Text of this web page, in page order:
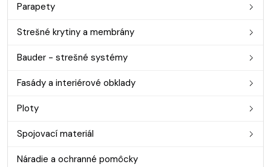
Parapety
Strešné krytiny a membrány
Bauder - strešné systémy
Fasády a interiérové obklady
Ploty
Spojovací materiál
Náradie a ochranné pomôcky